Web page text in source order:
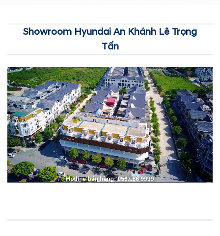
Showroom Hyundai An Khánh Lê Trọng
Tấn